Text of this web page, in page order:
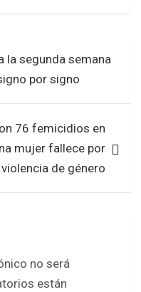
la segunda semana
por signo
76 femicidios en
mujer fallece por
violencia de género
no será
están